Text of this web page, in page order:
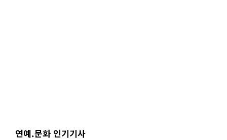
연예.문화 인기기사